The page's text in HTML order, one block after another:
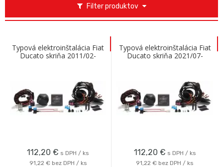
Filter produktov
Typová elektroinštalácia Fiat
Ducato skriňa 2011/02-
112,20 € s DPH / ks
91,22 € bez DPH / ks
Typová elektroinštalácia Fiat
Ducato skriňa 2021/07-
112,20 € s DPH / ks
91,22 € bez DPH / ks